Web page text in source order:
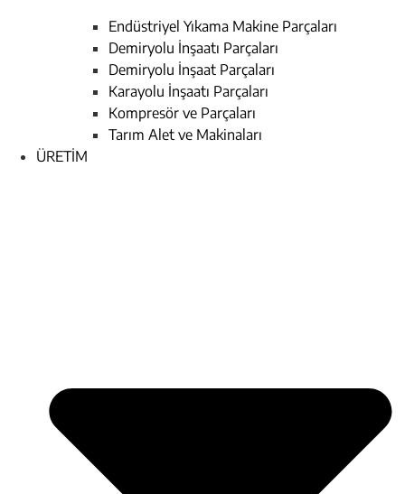
Endüstriyel Yıkama Makine Parçaları
Demiryolu İnşaatı Parçaları
Demiryolu İnşaat Parçaları
Karayolu İnşaatı Parçaları
Kompresör ve Parçaları
Tarım Alet ve Makinaları
ÜRETİM